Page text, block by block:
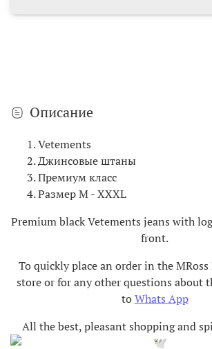
Описание
Vetements
Джинсовые штаны
Премиум класс
Размер M - XXXL
Premium black Vetements jeans with
front.
To quickly place an order in the
store or for any other questions about
to Whats App
All the best, pleasant shopping and